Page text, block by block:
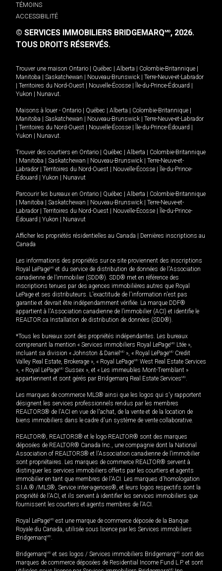
TÉMOINS
ACCESSIBILITÉ
© SERVICES IMMOBILIERS BRIDGEMARQMD, 2026.
TOUS DROITS RÉSERVÉS.
Trouver une maison Ontario Québec Alberta Colombie-Britannique
Manitoba
Saskatchewan Nouveau-Brunswick
Terre-Neuve-et-Labrador
Territoires du Nord-Ouest Nouvelle-Écosse Île-du-Prince-Édouard
Yukon
Nunavut.
Maisons à louer - Ontario Québec Alberta Colombie-Britannique
Manitoba
Saskatchewan Nouveau-Brunswick
Terre-Neuve-et-Labrador
Territoires du Nord-Ouest Nouvelle-Écosse Île-du-Prince-Édouard
Yukon
Nunavut.
Trouver des courtiers en Ontario Québec Alberta
Colombie-Britannique
Manitoba Saskatchewan Nouveau-Brunswick
Terre-Neuve-et-
Labrador
Territoires du Nord-Ouest Nouvelle-Écosse
Île-du-Prince-
Édouard
Yukon Nunavut
Parcourir les bureaux en Ontario Québec Alberta
Colombie-Britannique
Manitoba Saskatchewan Nouveau-Brunswick
Terre-Neuve-et-
Labrador
Territoires du Nord-Ouest Nouvelle-Écosse
Île-du-Prince-
Édouard
Yukon Nunavut
Afficher les propriétés résidentielles au Canada
Dernières inscriptions au
Canada
Les informations des propriétés sur ce site proviennent des inscriptions
Royal LePageMD et du service de distribution de données de l'Association
canadienne de l’immobilier (SDD®). SDD® met en référence des
inscriptions tenues par des agences immobilières autres que Royal
LePage et ses distributeurs. L'exactitude de l'information n'est pas
garantie et devrait être indépendamment vérifiée. La marque DDF®
appartient à l'Association canadienne de l’immobilier (ACI) et identifie le
REALTOR.ca Installation de distribution de données (SDD®).
*Tous les bureaux sont des propriétés indépendantes. Les bureaux
comprenant la mention « Services immobiliers Royal LePageMD Ltée »,
incluant sa division « Johnston & Daniel MD », « Royal LePageMD Credit
Valley Real Estate, Brokerage », « Royal LePageMD West Real Estate Services
», « Royal LePageMD Sussex », et « Les immeubles Mont-Tremblant »
appartiennent et sont gérés par Bridgemarq Real Estate ServicesMD.
Les marques de commerce MLS® ainsi que les logos qui s'y rapportent
désignent les services professionnels rendus par les membres
REALTORS® de l'ACI en vue de l'achat, de la vente et de la location de
biens immobiliers dans le cadre d'un système de vente collaborative.
REALTOR®, REALTORS® et le logo REALTOR® sont des marques
déposées de REALTOR® Canada Inc., une compagnie dont la National
Association of REALTORS® et l'Association canadienne de l’immobilier
sont propriétaires. Les marques de commerce REALTOR® servent à
distinguer les services immobiliers offerts par les courtiers et agents
immobilier en tant que membres de l'ACI. Les marques d'homologation
S.I.A.® /MLS®, Service inter-agences®, et leurs logos respectifs sont la
propriété de l'ACI, et ils servent à identifier les services immobiliers que
fournissent les courtiers et agents membres de l'ACI.
Royal LePageMD est une marque de commerce déposée de la Banque
Royale du Canada, utilisée sous licence par les Services immobiliers
BridgemarqMD.
BridgemarqMD et ses logos / Services immobiliers BridgemarqMD sont des
marques de commerce déposées de Residential Income Fund L.P. et sont
MD